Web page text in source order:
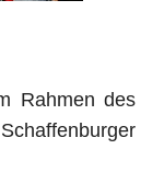
Rahmen des